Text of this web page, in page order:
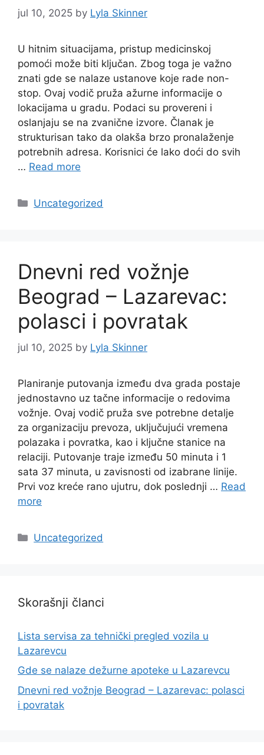
jul 10, 2025 by Lyla Skinner
U hitnim situacijama, pristup medicinskoj
pomoći može biti ključan. Zbog toga je važno
znati gde se nalaze ustanove koje rade non-
stop. Ovaj vodič pruža ažurne informacije o
lokacijama u gradu. Podaci su provereni i
oslanjaju se na zvanične izvore. Članak je
strukturisan tako da olakša brzo pronalaženje
potrebnih adresa. Korisnici će lako doći do svih
… Read more
Categories
Uncategorized
Dnevni red vožnje
Beograd – Lazarevac:
polasci i povratak
jul 10, 2025 by Lyla Skinner
Planiranje putovanja između dva grada postaje
jednostavno uz tačne informacije o redovima
vožnje. Ovaj vodič pruža sve potrebne detalje
za organizaciju prevoza, uključujući vremena
polazaka i povratka, kao i ključne stanice na
relaciji. Putovanje traje između 50 minuta i 1
sata 37 minuta, u zavisnosti od izabrane linije.
Prvi voz kreće rano ujutru, dok poslednji … Read
more
Categories
Uncategorized
Skorašnji članci
Lista servisa za tehnički pregled vozila u
Lazarevcu
Gde se nalaze dežurne apoteke u Lazarevcu
Dnevni red vožnje Beograd – Lazarevac: polasci
i povratak